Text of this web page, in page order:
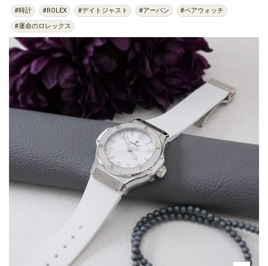
#時計 #ROLEX #デイトジャスト #アーバン
#ペアウォッチ
#運命のロレックス